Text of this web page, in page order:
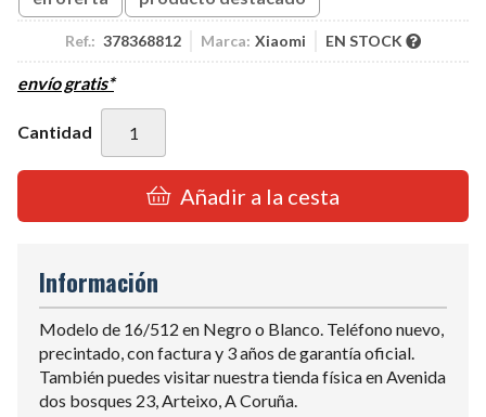
Ref.: 378368812 Marca: Xiaomi EN STOCK
envío gratis*
Cantidad
Añadir a la cesta
Información
Modelo de 16/512 en Negro o Blanco. Teléfono nuevo,
precintado, con factura y 3 años de garantía oficial.
También puedes visitar nuestra tienda física en Avenida
dos bosques 23, Arteixo, A Coruña.